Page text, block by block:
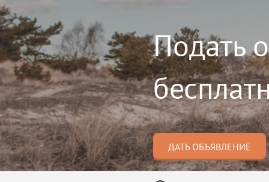
Подать
ДАТЬ ОБЪЯВЛЕНИЕ